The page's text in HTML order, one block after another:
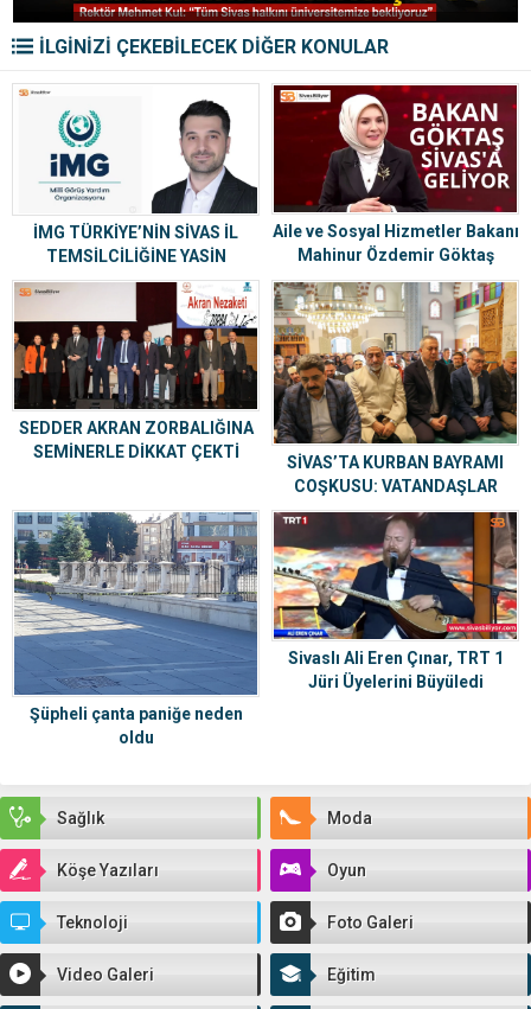
İLGİNİZİ ÇEKEBİLECEK DİĞER KONULAR
İMG TÜRKİYE’NİN SİVAS İL
TEMSİLCİLİĞİNE YASİN
ASLIVAR ATANDI
Aile ve Sosyal Hizmetler Bakanı
Mahinur Özdemir Göktaş
Sivas’a Geliyor
SEDDER AKRAN ZORBALIĞINA
SEMİNERLE DİKKAT ÇEKTİ
SİVAS’TA KURBAN BAYRAMI
COŞKUSU: VATANDAŞLAR
SABAHIN İLK SAATLERİNDE
CAMİLERE AKIN ETTİ
Şüpheli çanta paniğe neden
oldu
Sivaslı Ali Eren Çınar, TRT 1
Jüri Üyelerini Büyüledi
Sağlık Moda
Köşe Yazıları Oyun
Teknoloji Foto Galeri
Video Galeri Eğitim